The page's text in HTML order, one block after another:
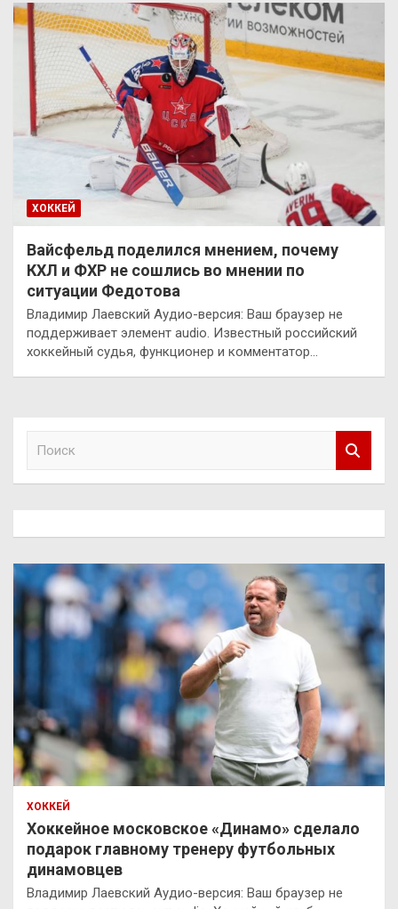
ХОККЕЙ
Вайсфельд поделился мнением, почему
КХЛ и ФХР не сошлись во мнении по
ситуации Федотова
Владимир Лаевский Аудио-версия: Ваш браузер не
поддерживает элемент audio. Известный российский
хоккейный судья, функционер и комментатор…
ХОККЕЙ
Хоккейное московское «Динамо» сделало
подарок главному тренеру футбольных
динамовцев
Владимир Лаевский Аудио-версия: Ваш браузер не